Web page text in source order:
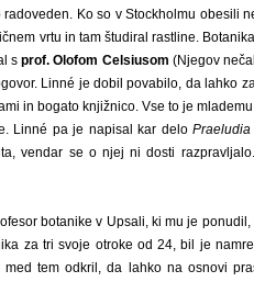
Ko so v Stockholmu obesili
vrtu in tam študiral rastline.
sprof. Olofom Celsiusom (Njegov
Linné je dobil povabilo, da lahko
in bogato knjižnico. Vse to je
Linné pa je napisal kar deloPraeludia
vendar se o njej ni dosti
botanike v Upsali, ki mu je
za tri svoje otroke od 24, bil je
tem odkril, da lahko na osnovi